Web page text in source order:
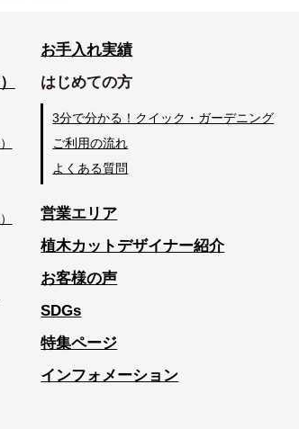
お手入れ実績
はじめての方
3分で分かる！クイック・ガーデニング
ご利用の流れ
よくある質問
営業エリア
植木カットデザイナー紹介
お客様の声
SDGs
特集ページ
インフォメーション